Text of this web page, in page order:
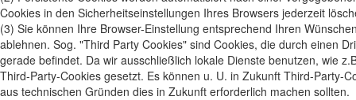
Cookies in den Sicherheitseinstellungen Ihres Browsers jederzeit
(3) Sie können Ihre Browser-Einstellung entsprechend Ihren
ablehnen. Sog. "Third Party Cookies" sind Cookies, die durch einen
gerade befindet. Da wir ausschließlich lokale Dienste benutzen, wie
Third-Party-Cookies gesetzt. Es können u. U. in Zukunft Third-Party-
aus technischen Gründen dies in Zukunft erforderlich machen sollten.